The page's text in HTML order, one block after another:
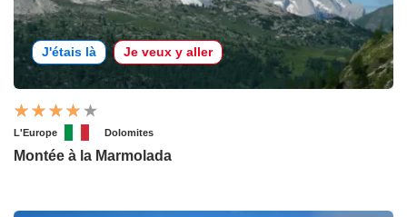
J'étais là Je veux y aller
L'Europe Dolomites
Montée à la Marmolada